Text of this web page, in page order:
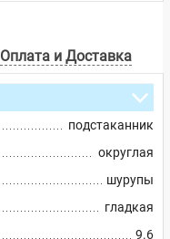
Оплата и Доставка
подстаканник
округлая
шурупы
гладкая
9.6